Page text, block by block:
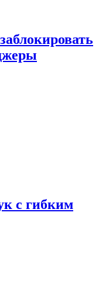
с гибким